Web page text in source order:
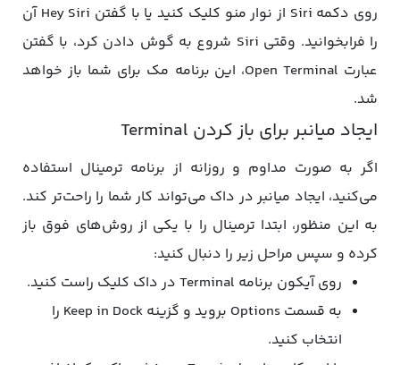
روی دکمه Siri از نوار منو کلیک کنید یا با گفتن Hey Siri آن
را فرابخوانید. وقتی Siri شروع به گوش دادن کرد، با گفتن
عبارت Open Terminal، این برنامه مک برای شما باز خواهد
شد.
ایجاد میانبر برای باز کردن Terminal
اگر به صورت مداوم و روزانه از برنامه ترمینال استفاده
می‌کنید، ایجاد میانبر در داک می‌تواند کار شما را راحت‌تر کند.
به این منظور، ابتدا ترمینال را با یکی از روش‌های فوق باز
کرده و سپس مراحل زیر را دنبال کنید:
روی آیکون برنامه Terminal در داک کلیک راست کنید.
به قسمت Options بروید و گزینه Keep in Dock را
انتخاب کنید.